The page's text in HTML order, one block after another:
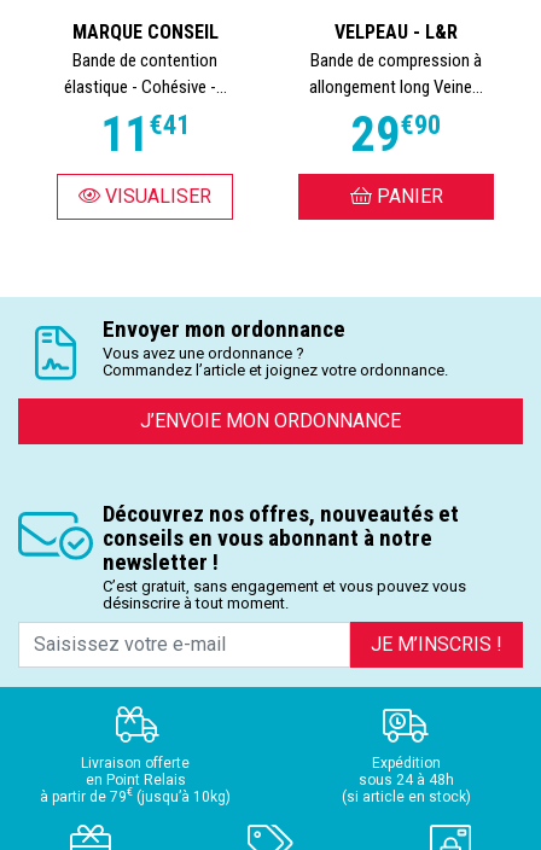
MARQUE CONSEIL
Bande de contention
élastique - Cohésive -...
11 €41
VISUALISER
VELPEAU - L&R
Bande de compression à
allongement long Veine...
29€90
PANIER
Envoyer mon ordonnance
Vous avez une ordonnance ?
Commandez l’article et joignez votre ordonnance.
J’ENVOIE MON ORDONNANCE
Découvrez nos offres, nouveautés et
conseils en vous abonnant à notre
newsletter !
C’est gratuit, sans engagement et vous pouvez vous
désinscrire à tout moment.
JE M’INSCRIS !
Livraison offerte
en Point Relais
à partir de 79€ (jusqu’à 10kg)
Expédition
sous 24 à 48h
(si article en stock)